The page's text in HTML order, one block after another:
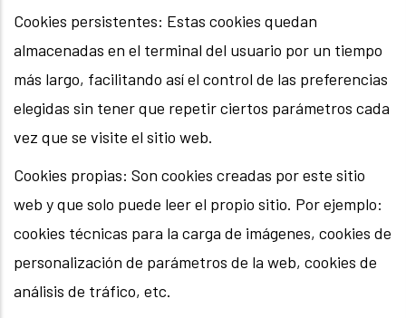
Cookies persistentes: Estas cookies quedan
almacenadas en el terminal del usuario por un tiempo
más largo, facilitando así el control de las preferencias
elegidas sin tener que repetir ciertos parámetros cada
vez que se visite el sitio web.
Cookies propias: Son cookies creadas por este sitio
web y que solo puede leer el propio sitio. Por ejemplo:
cookies técnicas para la carga de imágenes, cookies de
personalización de parámetros de la web, cookies de
análisis de tráfico, etc.